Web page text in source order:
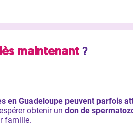
maintenant?
en Guadeloupe peuvent parfois
obtenir un don de
famille.